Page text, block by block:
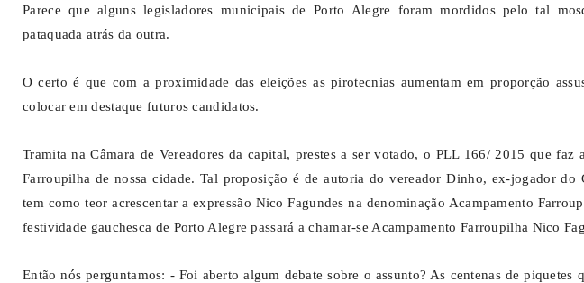
Parece que alguns legisladores municipais de Porto Alegre foram mordidos pelo tal
pataquada atrás da outra.
O certo é que com a proximidade das eleições as pirotecnias aumentam em proporção
colocar em destaque futuros candidatos.
Tramita na Câmara de Vereadores da capital, prestes a ser votado, o PLL 166/ 2015 que faz
Farroupilha de nossa cidade. Tal proposição é de autoria do vereador Dinho, ex-jogador do
tem como teor acrescentar a expressão Nico Fagundes na denominação Acampamento
festividade gauchesca de Porto Alegre passará a chamar-se Acampamento Farroupilha Nico
Então nós perguntamos: - Foi aberto algum debate sobre o assunto? As centenas de piquetes